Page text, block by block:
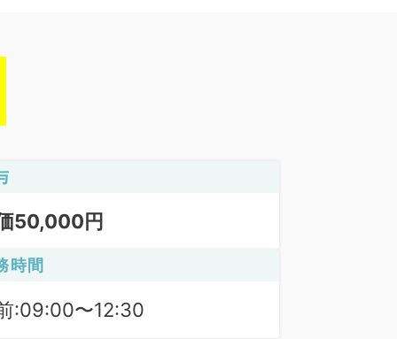
50,000円
時間
:09:00〜12:30